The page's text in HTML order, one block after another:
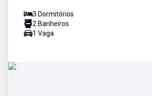
3 Dormitórios
2 Banheiros
1 Vaga